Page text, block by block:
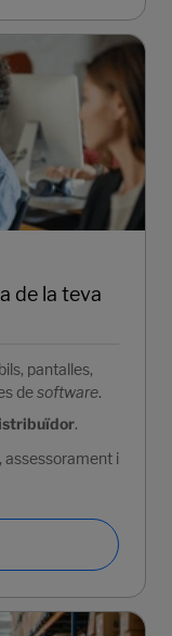
de la teva
pantalles,
desoftware.
.
assessorament i